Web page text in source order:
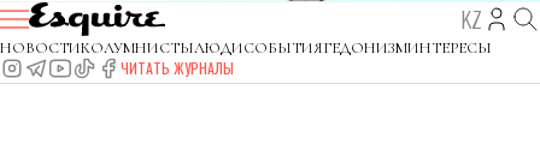
KZ
НОВОСТИКОЛУМНИСТЫЛЮДИСОБЫТИЯГЕДОНИЗМИНТЕРЕСЫ
ЧИТАТЬ ЖУРНАЛЫ